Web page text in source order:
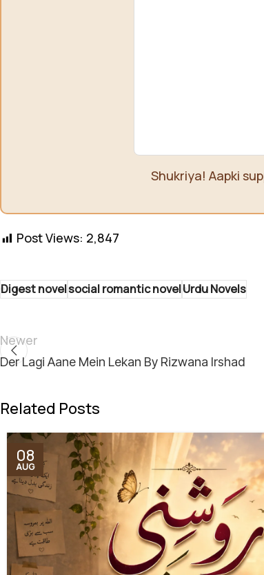
Shukriya! Aapki
Post Views: 2,847
Digest novelsocial romantic novelUrdu Novels
Newer
Der Lagi Aane Mein Lekan By Rizwana Irshad
Related Posts
08
AUG